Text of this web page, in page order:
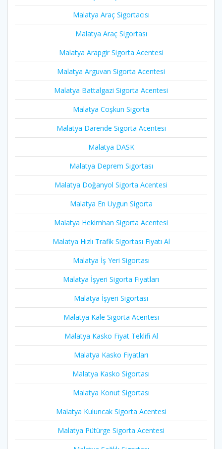
Malatya Araç Sigortacısı
Malatya Araç Sigortası
Malatya Arapgir Sigorta Acentesi
Malatya Arguvan Sigorta Acentesi
Malatya Battalgazi Sigorta Acentesi
Malatya Coşkun Sigorta
Malatya Darende Sigorta Acentesi
Malatya DASK
Malatya Deprem Sigortası
Malatya Doğanyol Sigorta Acentesi
Malatya En Uygun Sigorta
Malatya Hekimhan Sigorta Acentesi
Malatya Hızlı Trafik Sigortası Fiyatı Al
Malatya İş Yeri Sigortası
Malatya İşyeri Sigorta Fiyatları
Malatya İşyeri Sigortası
Malatya Kale Sigorta Acentesi
Malatya Kasko Fiyat Teklifi Al
Malatya Kasko Fiyatları
Malatya Kasko Sigortası
Malatya Konut Sigortası
Malatya Kuluncak Sigorta Acentesi
Malatya Pütürge Sigorta Acentesi